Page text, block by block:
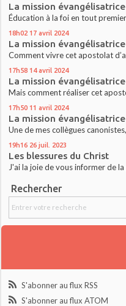
La mission
Éducation à la foi en tout
18h02 17 avril 2024
La mission
Comment vivre cet apostolat
17h58 14 avril 2024
La mission
Mais comment réaliser cet
17h50 11 avril 2024
La mission
Une de mes collègues
19h16 26 juil. 2023
Les blessures du Christ
J'ai la joie de vous informer de
Rechercher
S'abonner au flux RSS
S'abonner au flux ATOM